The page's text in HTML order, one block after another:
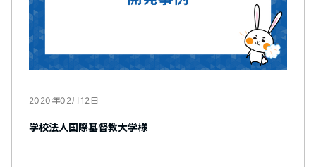
2020年02月12日
学校法人国際基督教大学様